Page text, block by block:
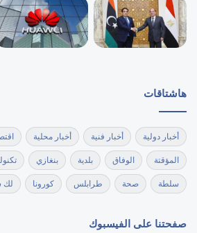
هاشتاقات
أخبار دولية أخبار فنية أخبار محلية
المؤقتة الوفاق بلدية بنغازي
سلطة صحة طرابلس كورونا لك
صفحتنا على الفيسبوك